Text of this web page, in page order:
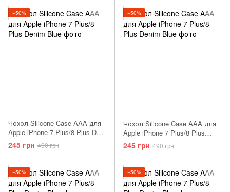
−50%
Чохол Silicone Case AAA для
Apple iPhone 7 Plus/8 Plus Dark
Gray
245 грн 490 грн
−50%
Чохол Silicone Case AAA для
Apple iPhone 7 Plus/8 Plus
Sweet Blue
245 грн 490 грн
−50% −50%